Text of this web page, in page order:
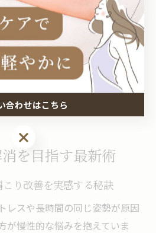
す。
りすぎず、時にはストレッチや
組み合わせて総合的なケアを心
用を日常の習慣に取り入れるこ
り健康的な毎日を送る一助とな
を目指す最新術
こり改善を実感する秘訣
レスや長時間の同じ姿勢が原因
が慢性的な悩みを抱えていま
合わせはこちら
合わせはこちら